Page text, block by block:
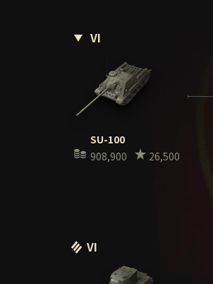
SU-100
908,900
26,500
VI
VI